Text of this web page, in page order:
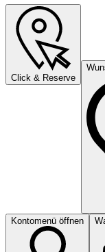
Click & Reserve
Kontomenü öffnen